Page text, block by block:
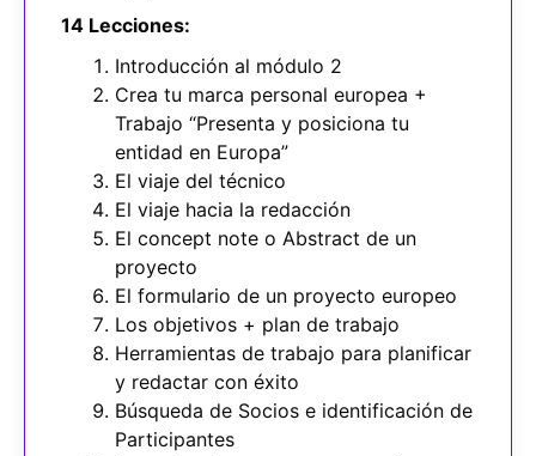
14 Lecciones:
Introducción al módulo 2
Crea tu marca personal europea +
Trabajo “Presenta y posiciona tu
entidad en Europa”
El viaje del técnico
El viaje hacia la redacción
El concept note o Abstract de un
proyecto
El formulario de un proyecto europeo
Los objetivos + plan de trabajo
Herramientas de trabajo para planificar
y redactar con éxito
Búsqueda de Socios e identificación de
Participantes